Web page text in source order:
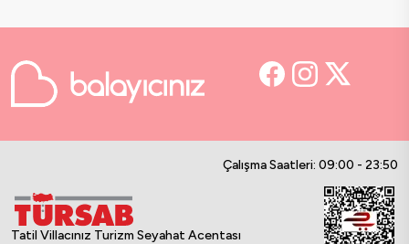
Çalışma Saatleri: 09:00 - 23:50
Tatil Villacınız Turizm Seyahat Acentası